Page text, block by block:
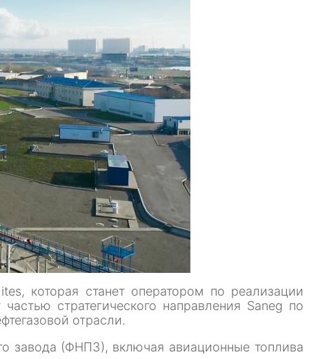
которая станет оператором по реализации
стратегического направления Saneg по
отрасли.
завода (ФНПЗ), включая авиационные топлива